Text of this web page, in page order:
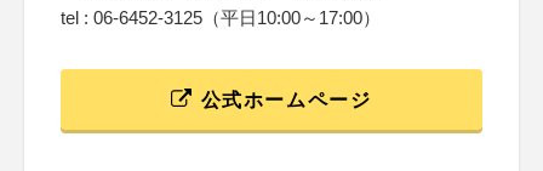
tel : 06-6452-3125（平日10:00～17:00）
公式ホームページ